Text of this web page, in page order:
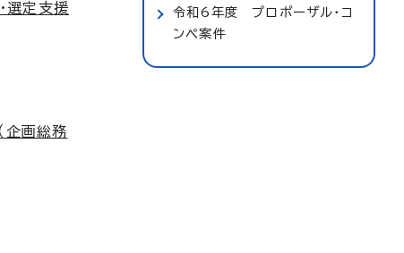
選定支援
企画総務
令和6年度 プロポーザル・コ
ンペ案件